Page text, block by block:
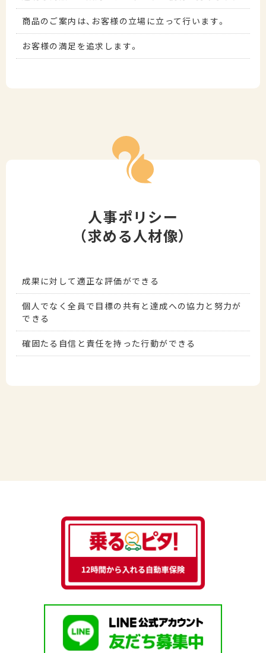
商品のご案内は、お客様の立場に立って行います。
お客様の満足を追求します。
人事ポリシー
（求める人材像）
成果に対して適正な評価ができる
個人でなく全員で目標の共有と達成への協力と努力が
できる
確固たる自信と責任を持った行動ができる